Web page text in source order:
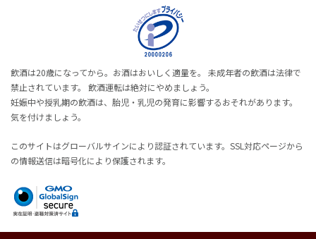
飲酒は20歳になってから。お酒はおいしく適量を。 未成年者の飲酒は法律で
禁止されています。 飲酒運転は絶対にやめましょう。
妊娠中や授乳期の飲酒は、胎児・乳児の発育に影響するおそれがあります。
気を付けましょう。
このサイトはグローバルサインにより認証されています。SSL対応ページから
の情報送信は暗号化により保護されます。